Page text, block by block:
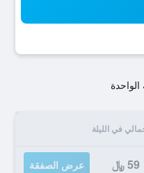
في الليلة
59 ﷼ عرض الصفقة